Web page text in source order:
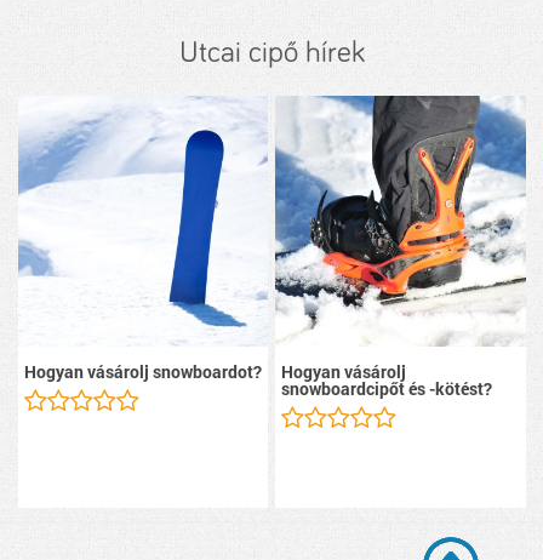
Utcai cipő hírek
Hogyan vásárolj snowboardot? Hogyan vásárolj
snowboardcipőt és -kötést?